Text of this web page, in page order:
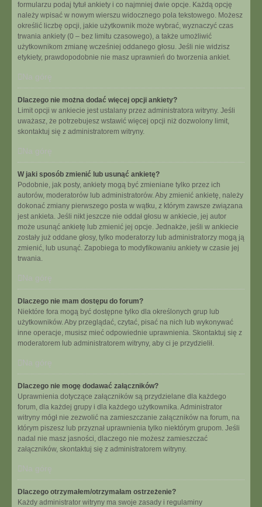
formularzu podaj tytuł ankiety i co najmniej dwie opcje. Każdą opcję
należy wpisać w nowym wierszu widocznego pola tekstowego. Możesz
określić liczbę opcji, jakie użytkownik może wybrać, wyznaczyć czas
trwania ankiety (0 – bez limitu czasowego), a także umożliwić
użytkownikom zmianę wcześniej oddanego głosu. Jeśli nie widzisz
etykiety, prawdopodobnie nie masz uprawnień do tworzenia ankiet.
Na górę
Dlaczego nie można dodać więcej opcji ankiety?
Limit opcji w ankiecie jest ustalany przez administratora witryny. Jeśli
uważasz, że potrzebujesz wstawić więcej opcji niż dozwolony limit,
skontaktuj się z administratorem witryny.
Na górę
W jaki sposób zmienić lub usunąć ankietę?
Podobnie, jak posty, ankiety mogą być zmieniane tylko przez ich
autorów, moderatorów lub administratorów. Aby zmienić ankietę, należy
dokonać zmiany pierwszego posta w wątku, z którym zawsze związana
jest ankieta. Jeśli nikt jeszcze nie oddał głosu w ankiecie, jej autor
może usunąć ankietę lub zmienić jej opcje. Jednakże, jeśli w ankiecie
zostały już oddane głosy, tylko moderatorzy lub administratorzy mogą ją
zmienić, lub usunąć. Zapobiega to modyfikowaniu ankiety w czasie jej
trwania.
Na górę
Dlaczego nie mam dostępu do forum?
Niektóre fora mogą być dostępne tylko dla określonych grup lub
użytkowników. Aby przeglądać, czytać, pisać na nich lub wykonywać
inne operacje, musisz mieć odpowiednie uprawnienia. Skontaktuj się z
moderatorem lub administratorem witryny, aby ci je przydzielił.
Na górę
Dlaczego nie mogę dodawać załączników?
Uprawnienia dotyczące załączników są przydzielane dla każdego
forum, dla każdej grupy i dla każdego użytkownika. Administrator
witryny mógł nie zezwolić na zamieszczanie załączników na forum, na
którym piszesz lub przyznał uprawnienia tylko niektórym grupom. Jeśli
nadal nie masz jasności, dlaczego nie możesz zamieszczać
załączników, skontaktuj się z administratorem witryny.
Na górę
Dlaczego otrzymałem/otrzymałam ostrzeżenie?
Każdy administrator witryny ma swoje zasady i regulaminy